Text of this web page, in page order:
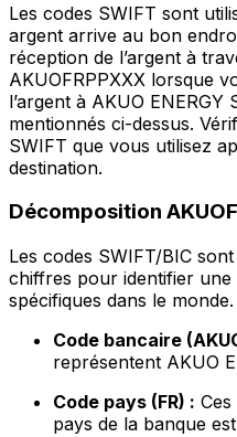
Les codes SWIFT sont
argent arrive au bon
réception de l’argent à
AKUOFRPPXXX lorsque
l’argent à AKUO
mentionnés ci-dessus.
SWIFT que vous utilisez
destination.
Décomposition
Les codes SWIFT/BIC
chiffres pour identifier une
spécifiques dans le monde.
Code bancaire
représentent AKUO
Code pays (FR) :
pays de la banque